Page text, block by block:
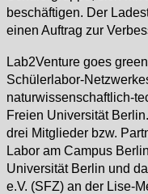
beschäftigen. Der
einen Auftrag zur
Lab2Venture goes
Schülerlabor-
naturwissenschaftlich-
Freien Universität
drei Mitglieder bzw.
Labor am Campus
Universität Berlin und
e.V. (SFZ) an der Lise-